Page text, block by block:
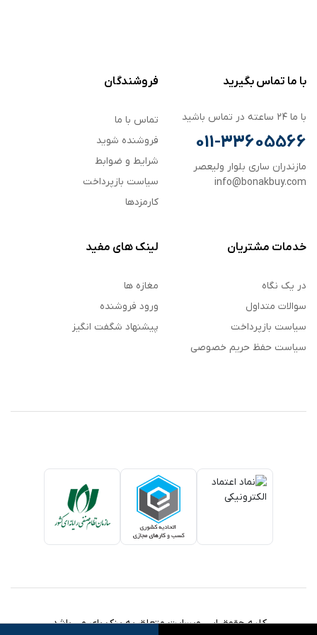
با ما تماس بگیرید
با ما ۲۴ ساعته در تماس باشید
011-33605566
مازندران ساری بلوار ولیعصر
info@bonakbuy.com
فروشندگان
تماس با ما
فروشنده شوید
شرایط و ضوابط
سیاست بازپرداخت
کارمزدها
خدمات مشتریان
در یک نگاه
سوالات متداول
سیاست بازپرداخت
سیاست حفظ حریم خصوصی
لینک های مفید
مغازه ها
ورود فروشنده
پیشنهاد شگفت انگیز
کلیه حقوق این وبسایت متعلق به بنک بای می باشد.